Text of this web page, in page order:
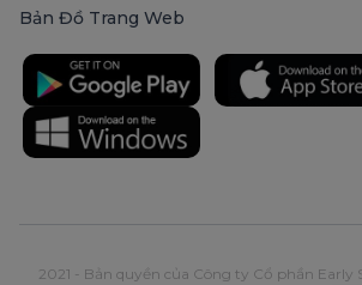
Bản Đồ Trang Web
2021 - Bản quyền của Công ty Cổ phần Early